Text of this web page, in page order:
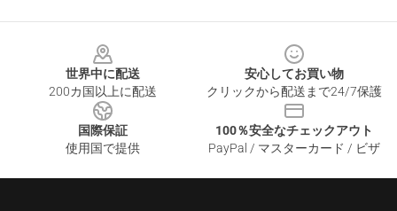
世界中に配送
200カ国以上に配送
安心してお買い物
クリックから配送まで24/7保護
国際保証
使用国で提供
100％安全なチェックアウト
PayPal / マスターカード / ビザ